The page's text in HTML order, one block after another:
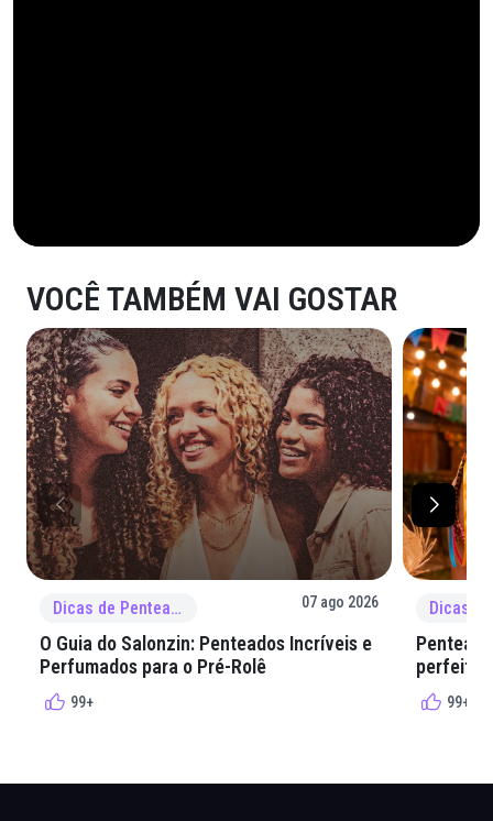
VOCÊ TAMBÉM VAI GOSTAR
Dicas de Penteado 07 ago 2026
O Guia do Salonzin: Penteados Incríveis e
Perfumados para o Pré-Rolê
99+
perfeita
99+